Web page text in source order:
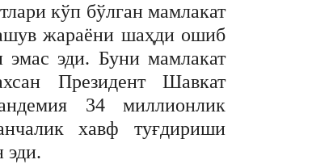
кўп бўлган мамлакат
жараёни шаҳди ошиб
эмас эди. Буни мамлакат
Президент Шавкат
34 миллионлик
хавф туғдириши
эди.